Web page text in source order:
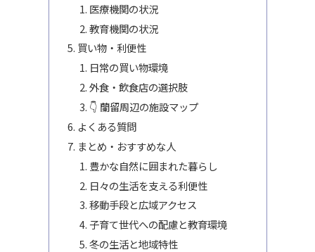
医療機関の状況
教育機関の状況
買い物・利便性
日常の買い物環境
外食・飲食店の選択肢
👇 蘭留周辺の施設マップ
よくある質問
まとめ・おすすめな人
豊かな自然に囲まれた暮らし
日々の生活を支える利便性
移動手段と広域アクセス
子育て世代への配慮と教育環境
冬の生活と地域特性